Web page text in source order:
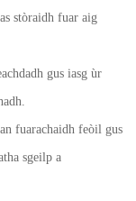
stòraidh fuar aig
gus iasg ùr
fuarachaidh feòil gus
sgeilp a